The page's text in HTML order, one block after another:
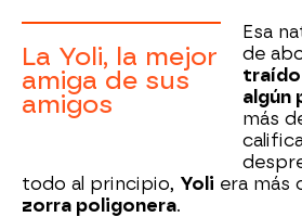
La Yoli, la mejor
amiga de sus
amigos
Esa
de
traído
algún
más
todo al principio, Yoli era más
zorra poligonera.